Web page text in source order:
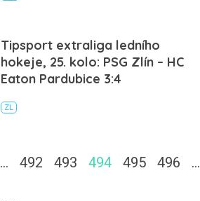
Tipsport extraliga ledního
hokeje, 25. kolo: PSG Zlín – HC
Eaton Pardubice 3:4
ZL
… 492 493 494 495 496 …